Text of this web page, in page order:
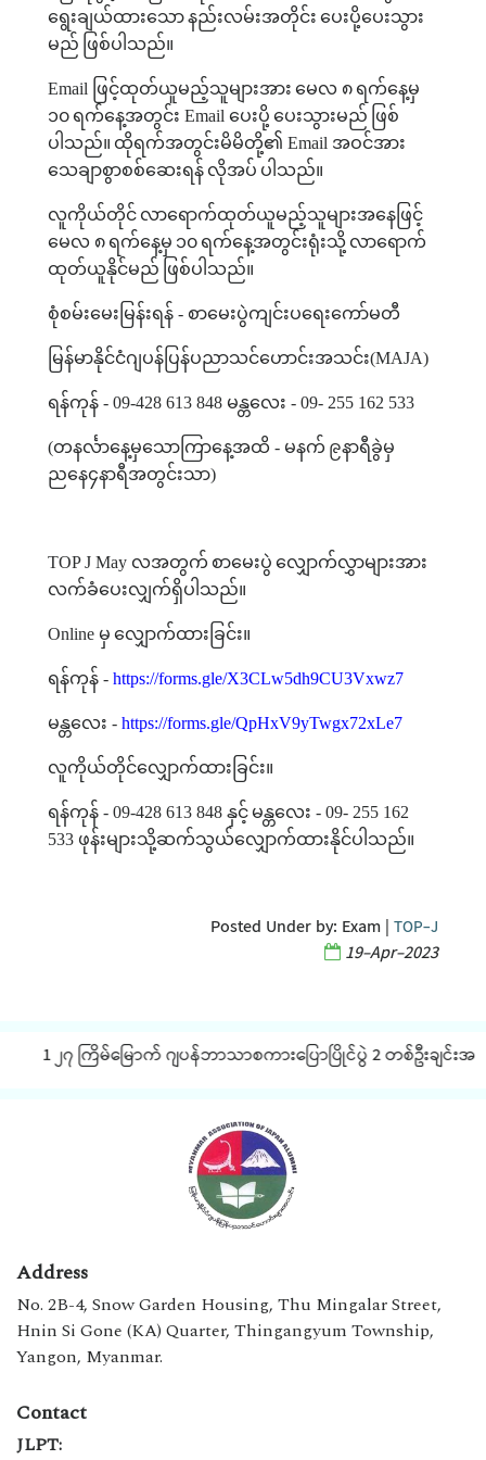
ရွေးချယ်ထားသော နည်းလမ်းအတိုင်း ပေးပို့ပေးသွား
မည် ဖြစ်ပါသည်။
Email ဖြင့်ထုတ်ယူမည့်သူများအား မေလ ၈ ရက်နေ့မှ
၁၀ ရက်နေ့အတွင်း Emailပေးပို့ ပေးသွားမည် ဖြစ်
ပါသည်။ ထိုရက်အတွင်းမိမိတို့၏ Email အဝင်အား
သေချာစွာစစ်ဆေးရန် လိုအပ် ပါသည်။
လူကိုယ်တိုင် လာရောက်ထုတ်ယူမည့်သူများအနေဖြင့်
မေလ ၈ ရက်နေ့မှ ၁၀ ရက်နေ့အတွင်းရုံးသို့ လာရောက်
ထုတ်ယူနိုင်မည် ဖြစ်ပါသည်။
စုံစမ်းမေးမြန်းရန် - စာမေးပွဲကျင်းပရေးကော်မတီ
မြန်မာနိုင်ငံဂျပန်ပြန်ပညာသင်ဟောင်းအသင်း(MAJA)
ရန်ကုန် - 09-428 613 848 မန္တလေး - 09- 255 162 533
(တနင်္လာနေ့မှသောကြာနေ့အထိ - မနက် ၉နာရီခွဲမှ
ညနေ၄နာရီအတွင်းသာ)
TOP J May လအတွက် စာမေးပွဲ လျှောက်လွှာများအား
လက်ခံပေးလျှက်ရှိပါသည်။
Online မှ လျှောက်ထားခြင်း။
ရန်ကုန် -https://forms.gle/X3CLw5dh9CU3Vxwz7
မန္တလေး -https://forms.gle/QpHxV9yTwgx72xLe7
လူကိုယ်တိုင်လျှောက်ထားခြင်း။
ရန်ကုန် - 09-428 613 848နှင့် မန္တလေး - 09- 255 162
533 ဖုန်းများသို့ဆက်သွယ်လျှောက်ထားနိုင်ပါသည်။
Posted Under by: Exam| TOP-J
19-Apr-2023
1 ၂၇ ကြိမ်မြောက် ဂျပန်ဘာသာစကားပြောပြိုင်ပွဲ 2 တစ်ဦးချင်းအလို
Address
No. 2B-4, Snow Garden Housing, Thu Mingalar Street,
Hnin Si Gone (KA) Quarter, Thingangyum Township,
Yangon, Myanmar.
Contact
JLPT: